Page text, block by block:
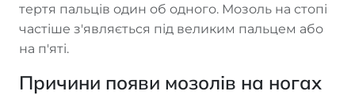
тертя пальців один об одного. Мозоль на стопі
частіше з'являється під великим пальцем або
на п'яті.
Причини появи мозолів на ногах